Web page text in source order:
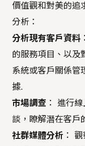
價值觀和對美的追
分析：
分析現有客戶資料
的服務項目、以及
系統或客戶關係管
據.
市場調查 ： 進行
談，瞭解潛在客戶
社群媒體分析 ：